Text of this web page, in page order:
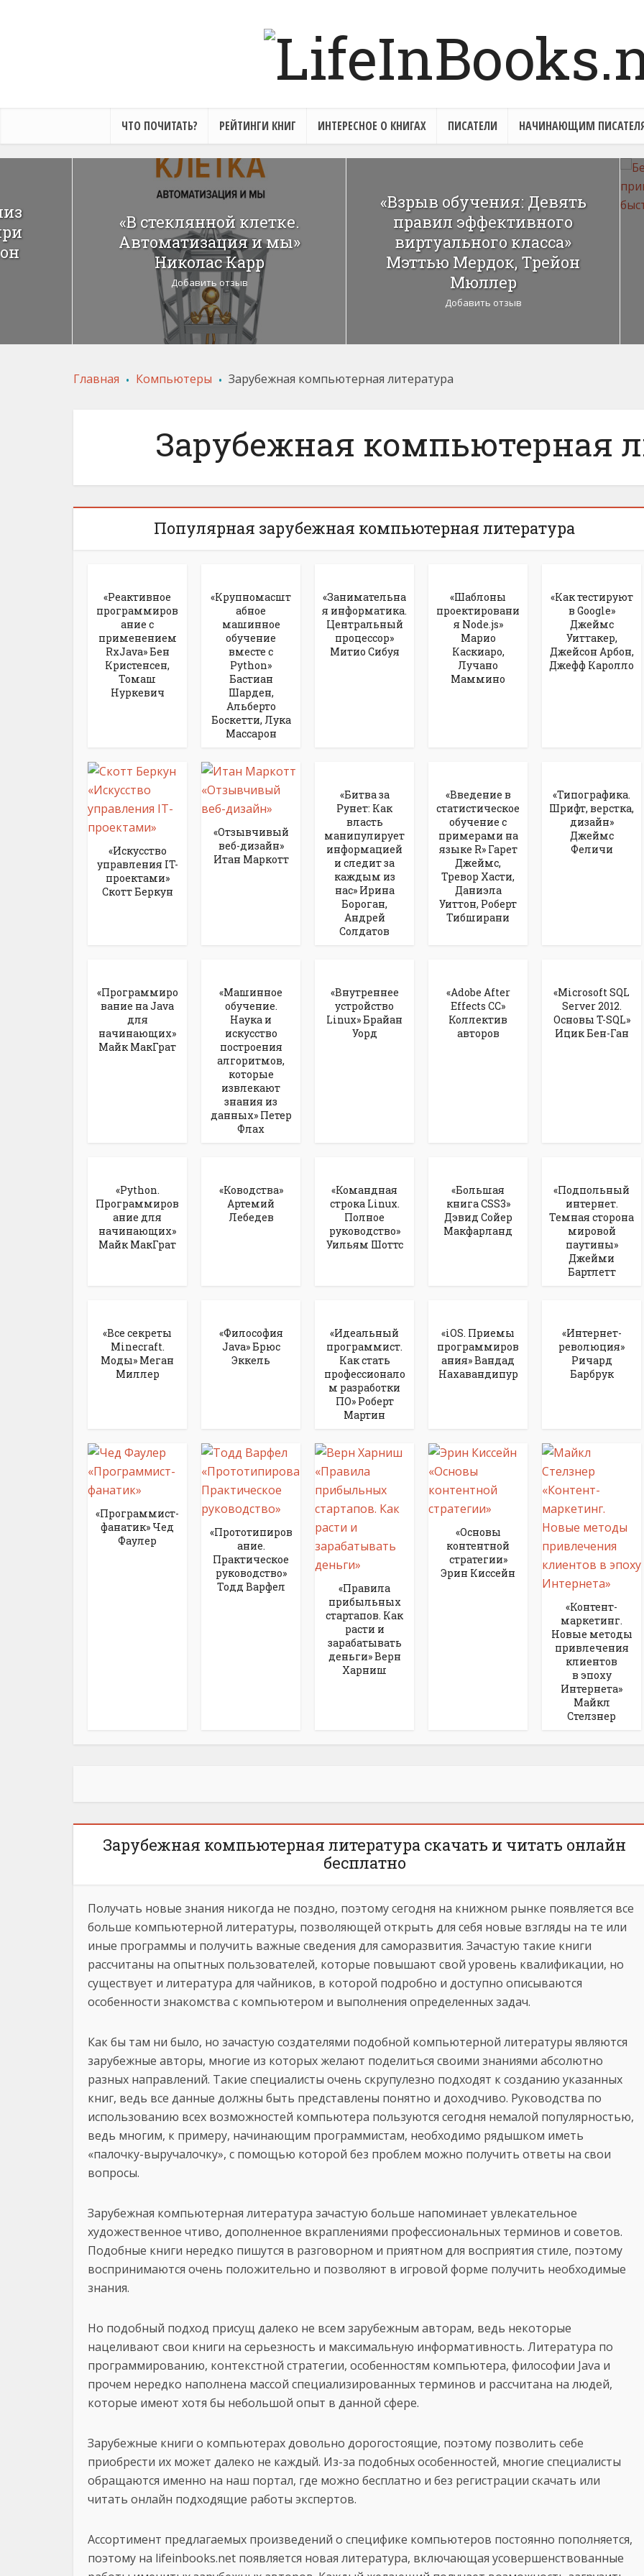
ЧТО ПОЧИТАТЬ? РЕЙТИНГИ КНИГ ИНТЕРЕСНОЕ О КНИГАХ ПИСАТЕЛИ НАЧИНАЮЩИМ
«В стеклянной клетке.
Автоматизация и мы»
Николас Карр
Добавить отзыв
«Взрыв обучения: Девять
правил эффективного
виртуального класса»
Мэттью Мердок, Трейон
Мюллер
Добавить отзыв
Главная . Компьютеры . Зарубежная компьютерная литература
Зарубежная компьютерная
Популярная зарубежная компьютерная литература
«Реактивное
программиров
ание с
применением
RxJava» Бен
Кристенсен,
Томаш
Нуркевич
«Крупномасшт
абное
машинное
обучение
вместе с
Python»
Бастиан
Шарден,
Альберто
Боскетти, Лука
Массарон
«Занимательна
я информатика.
Центральный
процессор»
Митио Сибуя
«Шаблоны
проектировани
я Node.js»
Марио
Каскиаро,
Лучано
Маммино
«Как тестируют
в Google»
Джеймс
Уиттакер,
Джейсон Арбон,
Джефф Каролло
«Искусство
управления IT-
проектами»
Скотт Беркун
«Отзывчивый
веб-дизайн»
Итан Маркотт
«Битва за
Рунет: Как
власть
манипулирует
информацией
и следит за
каждым из
нас» Ирина
Бороган,
Андрей
Солдатов
«Введение в
статистическое
обучение с
примерами на
языке R» Гарет
Джеймс,
Тревор Хасти,
Даниэла
Уиттон, Роберт
Тибширани
«Типографика.
Шрифт, верстка,
дизайн»
Джеймс
Феличи
«Программиро
вание на Java
для
начинающих»
Майк МакГрат
«Машинное
обучение.
Наука и
искусство
построения
алгоритмов,
которые
извлекают
знания из
данных» Петер
Флах
«Внутреннее
устройство
Linux» Брайан
Уорд
«Adobe After
Effects CC»
Коллектив
авторов
«Microsoft SQL
Server 2012.
Основы T-SQL»
Ицик Бен-Ган
«Python.
Программиров
ание для
начинающих»
Майк МакГрат
«Ководства»
Артемий
Лебедев
«Командная
строка Linux.
Полное
руководство»
Уильям Шоттс
«Большая
книга CSS3»
Дэвид Сойер
Макфарланд
«Подпольный
интернет.
Темная сторона
мировой
паутины»
Джейми
Бартлетт
«Все секреты
Minecraft.
Моды» Меган
Миллер
«Философия
Java» Брюс
Эккель
«Идеальный
программист.
Как стать
профессионало
м разработки
ПО» Роберт
Мартин
«iOS. Приемы
программиров
ания» Вандад
Нахавандипур
«Интернет-
революция»
Ричард
Барбрук
«Программист-
фанатик» Чед
Фаулер
«Прототипиров
ание.
Практическое
руководство»
Тодд Варфел
«Правила
прибыльных
стартапов. Как
расти и
зарабатывать
деньги» Верн
Харниш
«Основы
контентной
стратегии»
Эрин Киссейн
«Контент-
маркетинг.
Новые методы
привлечения
клиентов
в эпоху
Интернета»
Майкл
Стелзнер
Зарубежная компьютерная литература скачать и читать онлайн
бесплатно
Получать новые знания никогда не поздно, поэтому сегодня на книжном рынке появляется все
больше компьютерной литературы, позволяющей открыть для себя новые взгляды на те или
иные программы и получить важные сведения для саморазвития. Зачастую такие книги
рассчитаны на опытных пользователей, которые повышают свой уровень квалификации, но
существует и литература для чайников, в которой подробно и доступно описываются
особенности знакомства с компьютером и выполнения определенных задач.
Как бы там ни было, но зачастую создателями подобной компьютерной литературы являются
зарубежные авторы, многие из которых желают поделиться своими знаниями абсолютно
разных направлений. Такие специалисты очень скрупулезно подходят к созданию указанных
книг, ведь все данные должны быть представлены понятно и доходчиво. Руководства по
использованию всех возможностей компьютера пользуются сегодня немалой популярностью,
ведь многим, к примеру, начинающим программистам, необходимо рядышком иметь
«палочку-выручалочку», с помощью которой без проблем можно получить ответы на свои
вопросы.
Зарубежная компьютерная литература зачастую больше напоминает увлекательное
художественное чтиво, дополненное вкраплениями профессиональных терминов и советов.
Подобные книги нередко пишутся в разговорном и приятном для восприятия стиле, поэтому
воспринимаются очень положительно и позволяют в игровой форме получить необходимые
знания.
Но подобный подход присущ далеко не всем зарубежным авторам, ведь некоторые
нацеливают свои книги на серьезность и максимальную информативность. Литература по
программированию, контекстной стратегии, особенностям компьютера, философии Java и
прочем нередко наполнена массой специализированных терминов и рассчитана на людей,
которые имеют хотя бы небольшой опыт в данной сфере.
Зарубежные книги о компьютерах довольно дорогостоящие, поэтому позволить себе
приобрести их может далеко не каждый. Из-за подобных особенностей, многие специалисты
обращаются именно на наш портал, где можно бесплатно и без регистрации скачать или
читать онлайн подходящие работы экспертов.
Ассортимент предлагаемых произведений о специфике компьютеров постоянно пополняется,
поэтому на lifeinbooks.net появляется новая литература, включающая усовершенствованные